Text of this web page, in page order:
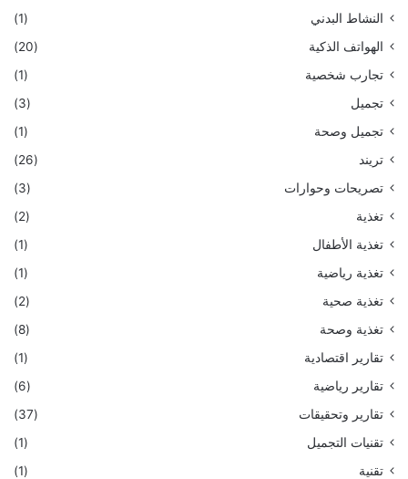
النشاط البدني
(1)
الهواتف الذكية
(20)
تجارب شخصية
(1)
تجميل
(3)
تجميل وصحة
(1)
تريند
(26)
تصريحات وحوارات
(3)
تغذية
(2)
تغذية الأطفال
(1)
تغذية رياضية
(1)
تغذية صحية
(2)
تغذية وصحة
(8)
تقارير اقتصادية
(1)
تقارير رياضية
(6)
تقارير وتحقيقات
(37)
تقنيات التجميل
(1)
تقنية
(1)